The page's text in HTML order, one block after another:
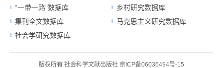
“一带一路”数据库
乡村研究数据库
集刊全文数据库
马克思主义研究数据库
社会学研究数据库
版权所有 社会科学文献出版社 京ICP备06036494号-15